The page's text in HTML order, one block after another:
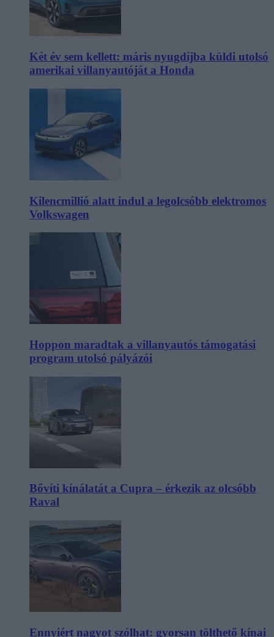
Két év sem kellett: máris nyugdíjba küldi utolsó
amerikai villanyautóját a Honda
Kilencmillió alatt indul a legolcsóbb elektromos
Volkswagen
Hoppon maradtak a villanyautós támogatási
program utolsó pályázói
Bővíti kínálatát a Cupra – érkezik az olcsóbb
Raval
Ennyiért nagyot szólhat: gyorsan tölthető kínai